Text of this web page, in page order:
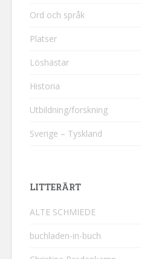
Ord och språk
Platser
Löshästar
Historia
Utbildning/forskning
Sverige – Tyskland
LITTERÄRT
ALTE SCHMIEDE
buchladen-in-buch